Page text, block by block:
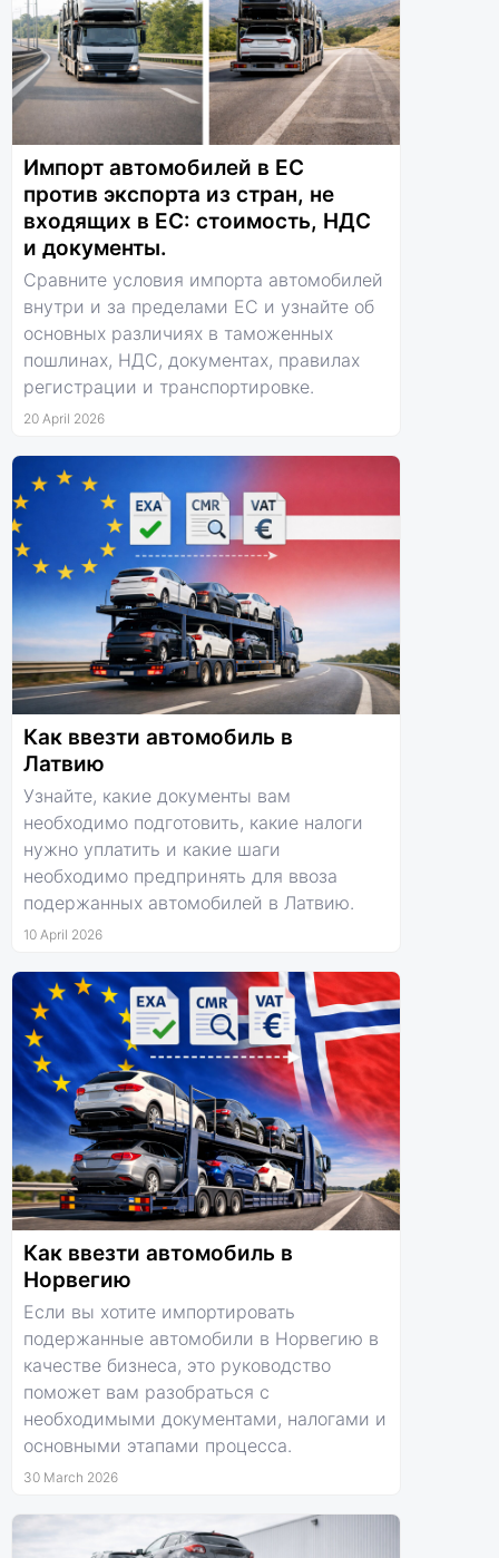
Импорт автомобилей в ЕС
против экспорта из стран, не
входящих в ЕС: стоимость, НДС
и документы.
Сравните условия импорта автомобилей
внутри и за пределами ЕС и узнайте об
основных различиях в таможенных
пошлинах, НДС, документах, правилах
регистрации и транспортировке.
20 April 2026
Как ввезти автомобиль в
Латвию
Узнайте, какие документы вам
необходимо подготовить, какие налоги
нужно уплатить и какие шаги
необходимо предпринять для ввоза
подержанных автомобилей в Латвию.
10 April 2026
Как ввезти автомобиль в
Норвегию
Если вы хотите импортировать
подержанные автомобили в Норвегию в
качестве бизнеса, это руководство
поможет вам разобраться с
необходимыми документами, налогами и
основными этапами процесса.
30 March 2026